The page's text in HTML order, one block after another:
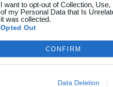
I want to opt-out of Collection,
of my Personal Data that Is
it was collected.
Opted Out
CONFIRM
Data Deletion